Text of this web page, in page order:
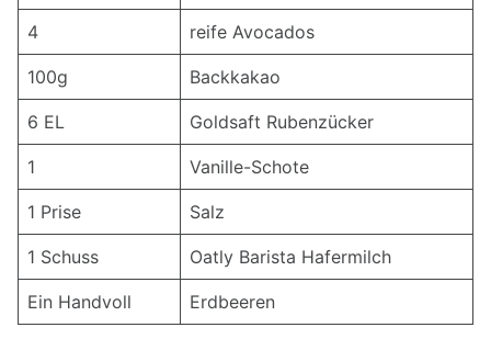
4 reife Avocados
100g Backkakao
6 EL Goldsaft Rubenzücker
1 Vanille-Schote
1 Prise Salz
1 Schuss Oatly Barista Hafermilch
Ein Handvoll Erdbeeren